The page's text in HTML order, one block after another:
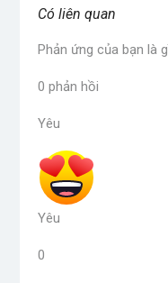
Có liên quan
Phản ứng của bạn là
0 phản hồi
Yêu
Yêu
0